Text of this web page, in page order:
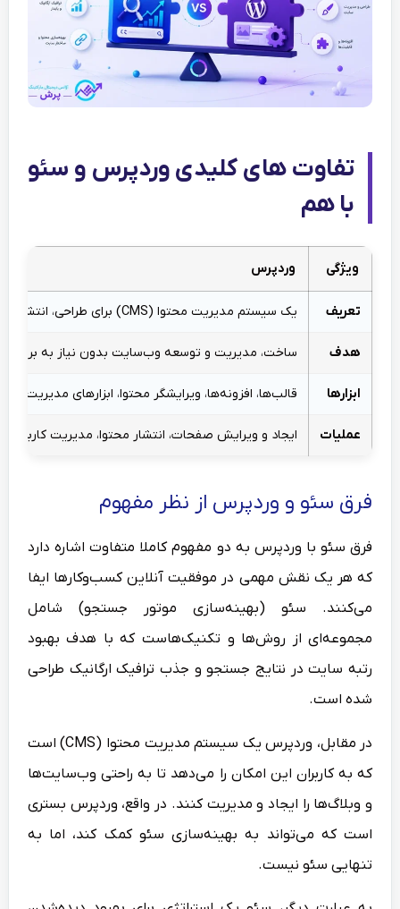
تفاوت های کلیدی وردپرس و سئو
با هم
ویژگی وردپرس
تعریف یک سیستم مدیریت محتوا (CMS) برای طراحی، انتشار و مدیریت وب‌سایت
هدف ساخت، مدیریت و توسعه وب‌سایت بدون نیاز به
ابزارها قالب‌ها، افزونه‌ها، ویرایشگر محتوا، ابزارهای مدیریت
عملیات ایجاد و ویرایش صفحات، انتشار محتوا، مدیریت
فرق سئو و وردپرس از نظر مفهوم
فرق سئو با وردپرس به دو مفهوم کاملا متفاوت اشاره دارد
که هر یک نقش مهمی در موفقیت آنلاین کسب‌وکارها ایفا
می‌کنند. سئو (بهینه‌سازی موتور جستجو) شامل
مجموعه‌ای از روش‌ها و تکنیک‌هاست که با هدف بهبود
رتبه سایت در نتایج جستجو و جذب ترافیک ارگانیک طراحی
شده است.
در مقابل، وردپرس یک سیستم مدیریت محتوا (CMS) است
که به کاربران این امکان را می‌دهد تا به راحتی وب‌سایت‌ها
و وبلاگ‌ها را ایجاد و مدیریت کنند. در واقع، وردپرس بستری
است که می‌تواند به بهینه‌سازی سئو کمک کند، اما به
تنهایی سئو نیست.